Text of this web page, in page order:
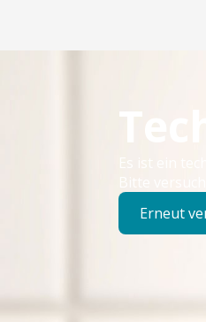
Es ist ein
Bitte
Erneut